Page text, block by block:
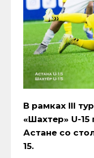
В рамках III
«Шахтер» U-15
Астане со
15.